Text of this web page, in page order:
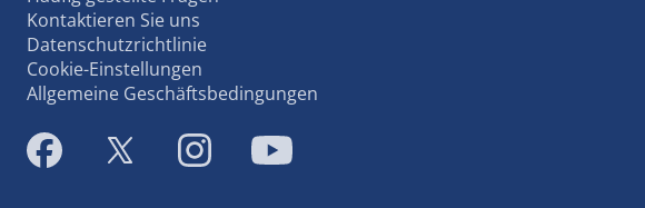
Kontaktieren Sie uns
Datenschutzrichtlinie
Cookie-Einstellungen
Allgemeine Geschäftsbedingungen